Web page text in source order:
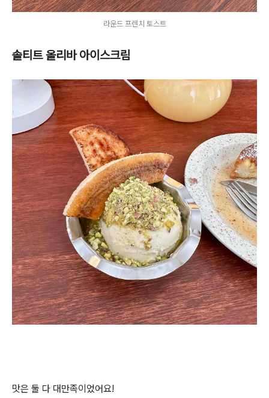
라운드 프렌치 토스트
솔티트 올리바 아이스크림
맛은 둘 다 대만족이었어요!